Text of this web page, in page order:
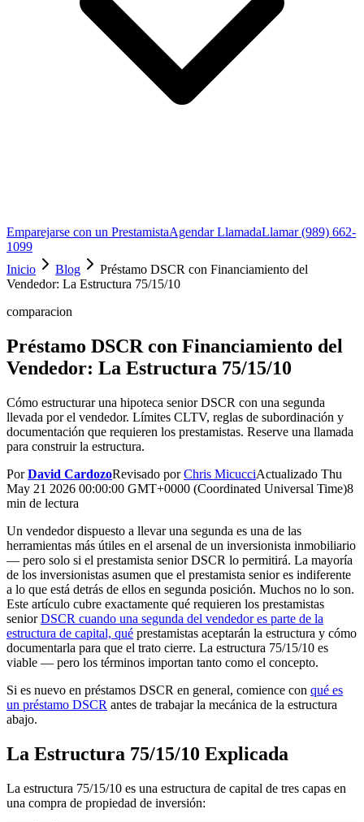
Emparejarse con un PrestamistaAgendar LlamadaLlamar (989) 662-
1099
Inicio
Blog
Préstamo DSCR con Financiamiento del
Vendedor: La Estructura 75/15/10
comparacion
Préstamo DSCR con Financiamiento del
Vendedor: La Estructura 75/15/10
Cómo estructurar una hipoteca senior DSCR con una segunda
llevada por el vendedor. Límites CLTV, reglas de subordinación y
documentación que requieren los prestamistas. Reserve una llamada
para construir la estructura.
PorDavid CardozoRevisado porChris MicucciActualizado Thu
May 21 2026 00:00:00 GMT+0000 (Coordinated Universal Time)8
min de lectura
Un vendedor dispuesto a llevar una segunda es una de las
herramientas más útiles en el arsenal de un inversionista inmobiliario
— pero solo si el prestamista senior DSCR lo permitirá. La mayoría
de los inversionistas asumen que el prestamista senior es indiferente
a lo que está detrás de ellos en segunda posición. Muchos no lo son.
Este artículo cubre exactamente qué requieren los prestamistas
seniorDSCR cuando una segunda del vendedor es parte de la
estructura de capital, qué prestamistas aceptarán la estructura y cómo
documentarla para que el trato cierre. La estructura 75/15/10 es
viable — pero los términos importan tanto como el concepto.
Si es nuevo en préstamos DSCR en general, comience con qué es
un préstamo DSCR antes de trabajar la mecánica de la estructura
abajo.
La Estructura 75/15/10 Explicada
La estructura 75/15/10 es una estructura de capital de tres capas en
una compra de propiedad de inversión: